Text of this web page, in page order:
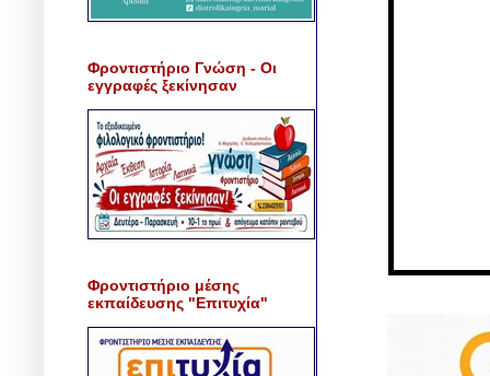
Φροντιστήριο Γνώση - Οι
εγγραφές ξεκίνησαν
Φροντιστήριο μέσης
εκπαίδευσης "Επιτυχία"